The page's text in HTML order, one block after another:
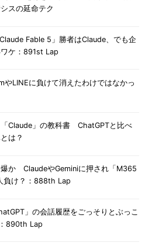
スの延命テク
Fable 5」勝者はClaude、でも企
ケ：891st Lap
やLINEに負けて消えたわけではなかっ
Claude」の教科書 ChatGPTと比べ
は？
か ClaudeやGeminiに押され「M365
負け？：888th Lap
」の会話履歴をごっそりとぶっこ
890th Lap